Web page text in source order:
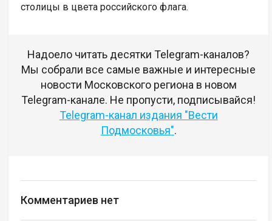
столицы в цвета российского флага.
Надоело читать десятки Telegram-каналов?
Мы собрали все самые важные и интересные
новости Московского региона в новом
Telegram-канале. Не пропусти, подписывайся!
Telegram-канал издания "Вести
Подмосковья".
Комментариев нет